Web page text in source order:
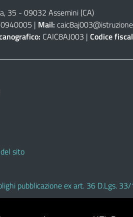
35 - 09032 Assemini (CA)
| Mail:
CAIC8AJ003 | Codice
sito
pubblicazione ex art. 36 D.Lgs.